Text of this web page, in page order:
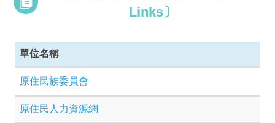
Links〕
單位名稱
原住民族委員會
原住民人力資源網